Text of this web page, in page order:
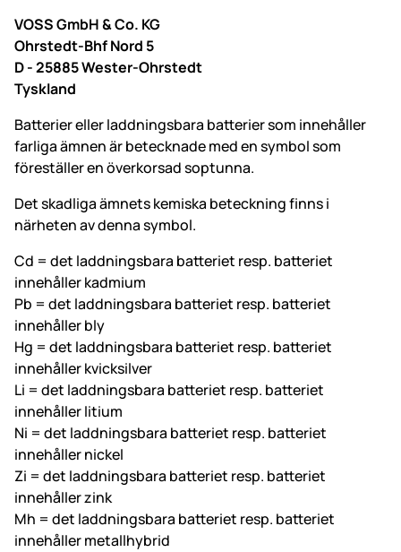
VOSS GmbH & Co. KG
Ohrstedt-Bhf Nord 5
D - 25885 Wester-Ohrstedt
Tyskland
Batterier eller laddningsbara batterier som innehåller
farliga ämnen är betecknade med en symbol som
föreställer en överkorsad soptunna.
Det skadliga ämnets kemiska beteckning finns i
närheten av denna symbol.
Cd = det laddningsbara batteriet resp. batteriet
innehåller kadmium
Pb = det laddningsbara batteriet resp. batteriet
innehåller bly
Hg = det laddningsbara batteriet resp. batteriet
innehåller kvicksilver
Li = det laddningsbara batteriet resp. batteriet
innehåller litium
Ni = det laddningsbara batteriet resp. batteriet
innehåller nickel
Zi = det laddningsbara batteriet resp. batteriet
innehåller zink
Mh = det laddningsbara batteriet resp. batteriet
innehåller metallhybrid